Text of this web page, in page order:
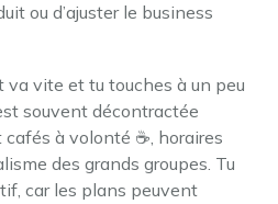
ou d’ajuster le business
va vite et tu touches à un peu
souvent décontractée
à volonté ☕, horaires
des grands groupes. Tu
car les plans peuvent